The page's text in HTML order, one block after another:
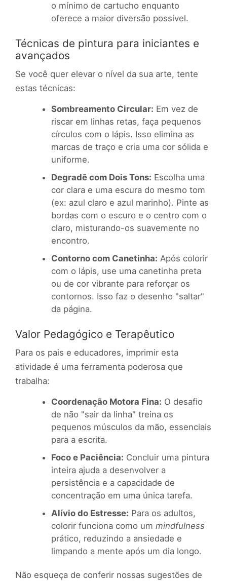
o mínimo de cartucho enquanto
oferece a maior diversão possível.
Técnicas de pintura para iniciantes e
avançados
Se você quer elevar o nível da sua arte, tente
estas técnicas:
Sombreamento Circular: Em vez de
riscar em linhas retas, faça pequenos
círculos com o lápis. Isso elimina as
marcas de traço e cria uma cor sólida e
uniforme.
Degradê com Dois Tons: Escolha uma
cor clara e uma escura do mesmo tom
(ex: azul claro e azul marinho). Pinte as
bordas com o escuro e o centro com o
claro, misturando-os suavemente no
encontro.
Contorno com Canetinha: Após colorir
com o lápis, use uma canetinha preta
ou de cor vibrante para reforçar os
contornos. Isso faz o desenho "saltar"
da página.
Valor Pedagógico e Terapêutico
Para os pais e educadores, imprimir esta
atividade é uma ferramenta poderosa que
trabalha:
Coordenação Motora Fina: O desafio
de não "sair da linha" treina os
pequenos músculos da mão, essenciais
para a escrita.
Foco e Paciência: Concluir uma pintura
inteira ajuda a desenvolver a
persistência e a capacidade de
concentração em uma única tarefa.
Alívio do Estresse: Para os adultos,
colorir funciona como um mindfulness
prático, reduzindo a ansiedade e
limpando a mente após um dia longo.
Não esqueça de conferir nossas sugestões de